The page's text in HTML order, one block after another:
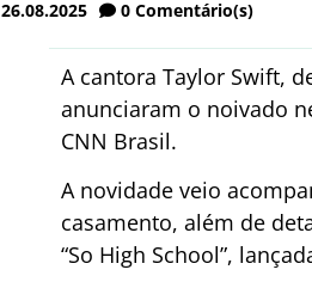
26.08.2025 0 Comentário(s)
A cantora Taylor Swift,
anunciaram o noivado
CNN Brasil.
A novidade veio
casamento, além de
“So High School”,